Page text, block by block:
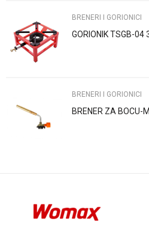
Anti-spam zaštita - izračunajte koliko je
BRENERI I GORIONICI
GORIONIK TSGB-04
BRENERI I GORIONICI
BRENER ZA BOCU-